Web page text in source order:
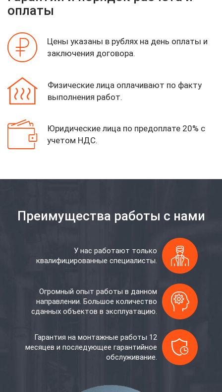
оплаты
Цены указаны в рублях на день оплаты и
заключения договора.
Физические лица оплачивают по факту
выполнения работ.
Юридические лица по предоплате 20% с
учетом НДС.
Преимущества работы с нами
У нас работают только
квалифицированные специалисты.
Огромный опыт работы в данном
направлении. Большое количество
сданных объектов в эксплуатацию.
Гарантия на монтажные работы 12
месяцев и последующее гарантийное
обслуживание.